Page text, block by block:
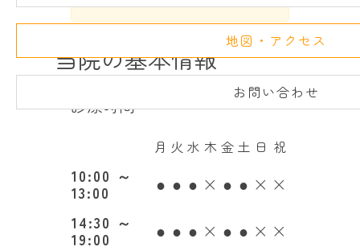
地図・アクセス
お問い合わせ
当院の基本情報
診療時間
月 火 水 木 金 土 日 祝
10:00 ～
13:00
● ● ● × ● ● × ×
14:30 ～
19:00
● ● ● × ● ● × ×